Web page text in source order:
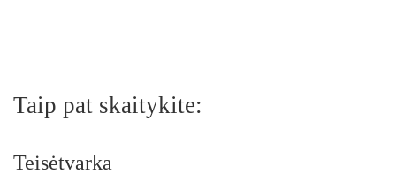
Taip pat skaitykite:
Teisėtvarka